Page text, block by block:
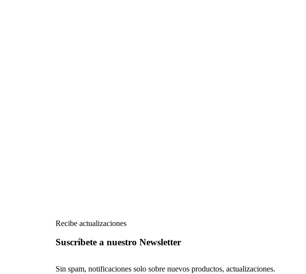
Recibe actualizaciones
Suscríbete a nuestro Newsletter
Sin spam, notificaciones solo sobre nuevos productos, actualizaciones.